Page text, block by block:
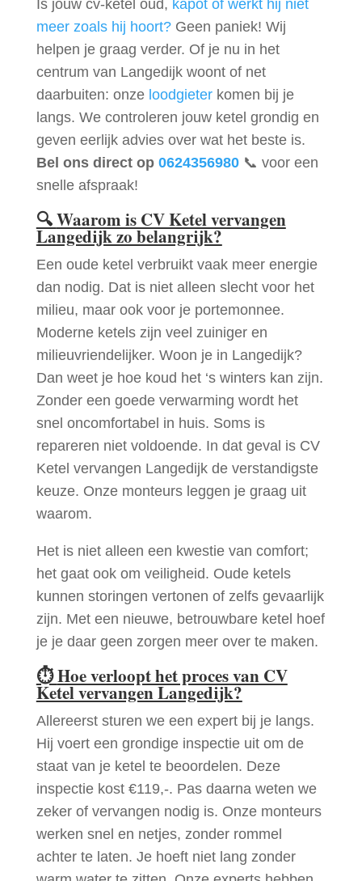
Is jouw cv-ketel oud, kapot of werkt hij niet
meer zoals hij hoort?Geen paniek! Wij
helpen je graag verder. Of je nu in het
centrum van Langedijk woont of net
daarbuiten: onze loodgieterkomen bij je
langs. We controleren jouw ketel grondig en
geven eerlijk advies over wat het beste is.
Bel ons direct op 0624356980📞 voor een
snelle afspraak!
🔍Waarom is CV Ketel vervangen
Langedijk zo belangrijk?
Een oude ketel verbruikt vaak meer energie
dan nodig. Dat is niet alleen slecht voor het
milieu, maar ook voor je portemonnee.
Moderne ketels zijn veel zuiniger en
milieuvriendelijker. Woon je in Langedijk?
Dan weet je hoe koud het ‘s winters kan zijn.
Zonder een goede verwarming wordt het
snel oncomfortabel in huis. Soms is
repareren niet voldoende. In dat geval is CV
Ketel vervangen Langedijk de verstandigste
keuze. Onze monteurs leggen je graag uit
waarom.
Het is niet alleen een kwestie van comfort;
het gaat ook om veiligheid. Oude ketels
kunnen storingen vertonen of zelfs gevaarlijk
zijn. Met een nieuwe, betrouwbare ketel hoef
je je daar geen zorgen meer over te maken.
⏱Hoe verloopt het proces van CV
Ketel vervangen Langedijk?
Allereerst sturen we een expert bij je langs.
Hij voert een grondige inspectie uit om de
staat van je ketel te beoordelen. Deze
inspectie kost €119,-. Pas daarna weten we
zeker of vervangen nodig is. Onze monteurs
werken snel en netjes, zonder rommel
achter te laten. Je hoeft niet lang zonder